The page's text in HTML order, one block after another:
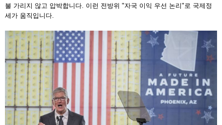
불 가리지 않고 압박합니다. 이런 전방위 "자국 이익 우선 논리"로 국제정
세가 움직입니다.